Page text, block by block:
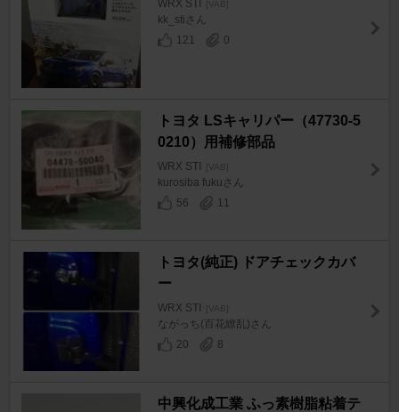
WRX STI [VAB]
kk_stiさん
121
0
トヨタ LSキャリパー（47730-5
0210）用補修部品
WRX STI [VAB]
kurosiba fukuさん
56
11
トヨタ(純正) ドアチェックカバ
ー
WRX STI [VAB]
ながっち(百花繚乱)さん
20
8
中興化成工業 ふっ素樹脂粘着テ